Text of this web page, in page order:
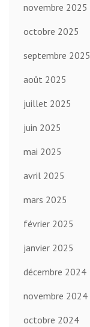
novembre 2025
octobre 2025
septembre 2025
août 2025
juillet 2025
juin 2025
mai 2025
avril 2025
mars 2025
février 2025
janvier 2025
décembre 2024
novembre 2024
octobre 2024